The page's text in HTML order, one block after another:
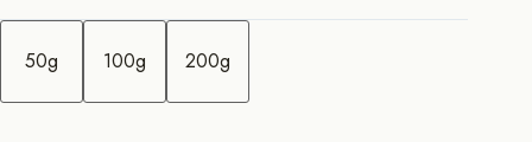
till
m
d
50g 100g 200g